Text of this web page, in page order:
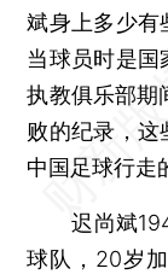
斌身上多少有
当球员时是国
执教俱乐部期
败的纪录，这
中国足球行走
迟尚斌
球队，20岁